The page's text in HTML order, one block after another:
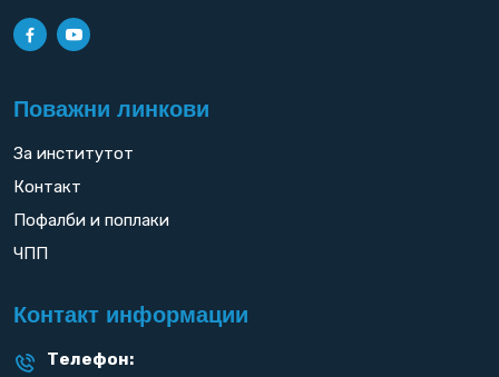
Поважни линкови
За институтот
Контакт
Пофалби и поплаки
ЧПП
Контакт информации
Телефон: